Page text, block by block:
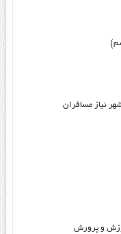
نیاز مسافران
و پرورش